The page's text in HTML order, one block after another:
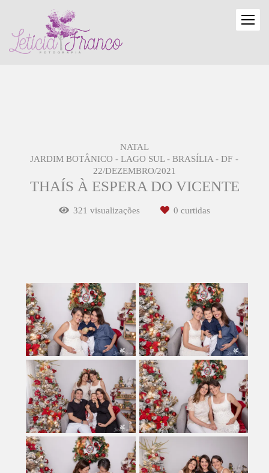
NATAL
JARDIM BOTÂNICO - LAGO SUL - BRASÍLIA - DF
22/DEZEMBRO/2021
THAÍS À ESPERA DO VICENTE
321 visualizações 0 curtidas